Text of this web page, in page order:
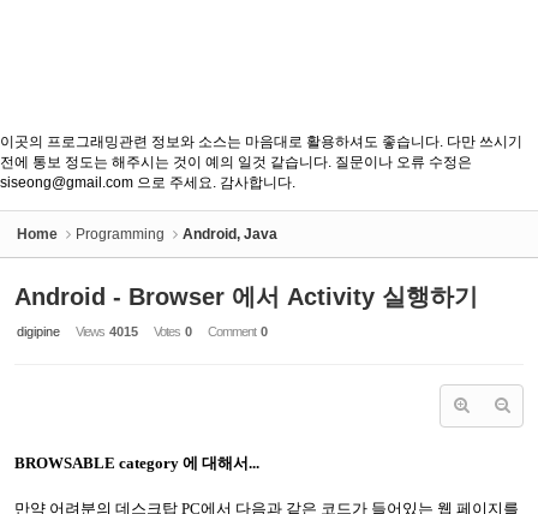
이곳의 프로그래밍관련 정보와 소스는 마음대로 활용하셔도 좋습니다. 다만 쓰시기
전에 통보 정도는 해주시는 것이 예의 일것 같습니다. 질문이나 오류 수정은
siseong@gmail.com 으로 주세요. 감사합니다.
Home Programming Android, Java
Android - Browser 에서 Activity 실행하기
digipine Views 4015 Votes 0 Comment 0
BROWSABLE category 에 대해서...
만약 어려분의 데스크탑 PC에서 다음과 같은 코드가 들어있는 웹 페이지를